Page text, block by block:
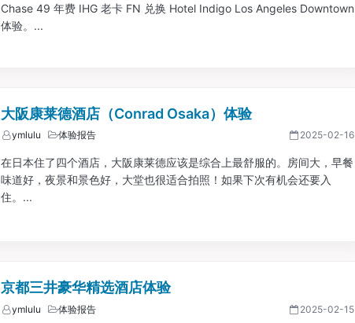
Chase 49 年费 IHG 老卡 FN 兑换 Hotel Indigo Los Angeles Downtown
体验。...
大阪康莱德酒店（Conrad Osaka）体验
ymlulu 体验报告 2025-02-16
在日本住了四个酒店，大阪康莱德应该是综合上最舒服的。房间大，早餐
味道好，夜景和景色好，大堂也很适合拍照！如果下次有机会还要入
住。...
京都三井豪华精选酒店体验
ymlulu 体验报告 2025-02-15